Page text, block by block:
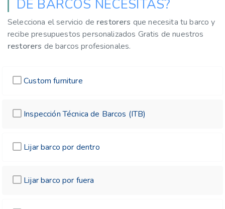
DE BARCOS NECESITAS?
Selecciona el servicio de restorers que necesita tu barco y
recibe presupuestos personalizados Gratis de nuestros
restorers de barcos profesionales.
Custom furniture
Inspección Técnica de Barcos (ITB)
Lijar barco por dentro
Lijar barco por fuera